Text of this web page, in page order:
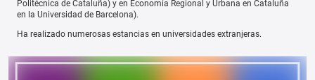
Politécnica de Cataluña) y en Economía Regional y Urbana en Cataluña
en la Universidad de Barcelona).
Ha realizado numerosas estancias en universidades extranjeras.